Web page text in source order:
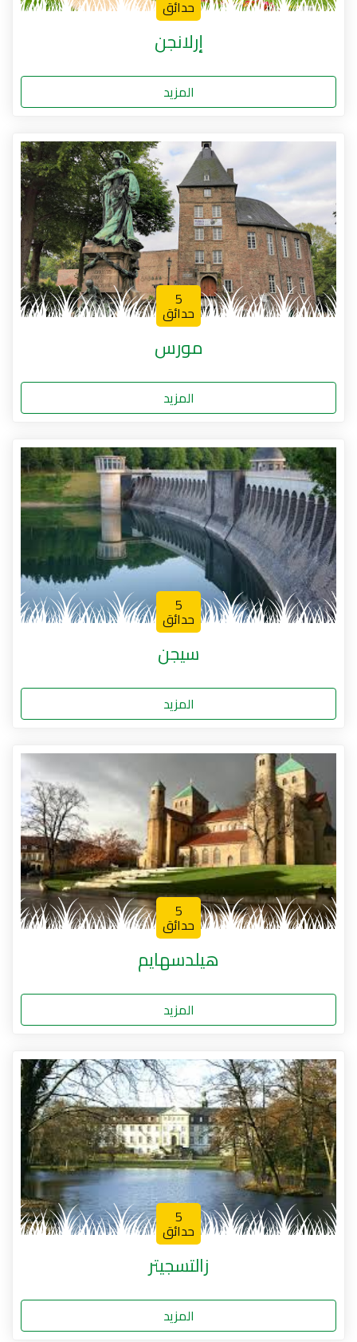
حدائق
إرلانجن
المزيد
5
حدائق
مورس
المزيد
5
حدائق
سيجن
المزيد
5
حدائق
هيلدسهايم
المزيد
5
حدائق
زالتسجيتر
المزيد